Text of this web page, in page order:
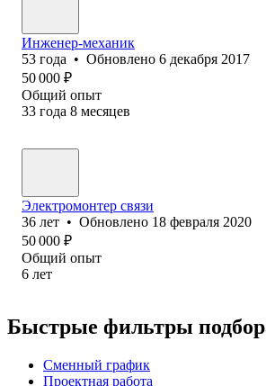
Инженер-механик
53 года • Обновлено 6 декабря 2017
50 000 ₽
Общий опыт
33 года 8 месяцев
Электромонтер связи
36 лет • Обновлено 18 февраля 2020
50 000 ₽
Общий опыт
6 лет
Быстрые фильтры
Сменный график
Проектная работа